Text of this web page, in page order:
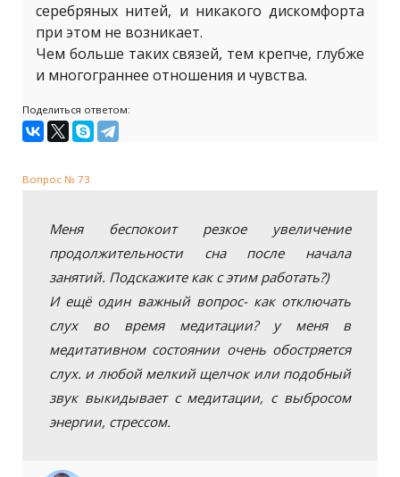
серебряных нитей, и никакого дискомфорта
при этом не возникает.
Чем больше таких связей, тем крепче, глубже
и многограннее отношения и чувства.
Поделиться ответом:
Вопрос № 73
Меня беспокоит резкое увеличение
продолжительности сна после начала
занятий. Подскажите как с этим работать?)
И ещё один важный вопрос- как отключать
слух во время медитации? у меня в
медитативном состоянии очень обостряется
слух. и любой мелкий щелчок или подобный
звук выкидывает с медитации, с выбросом
энергии, стрессом.